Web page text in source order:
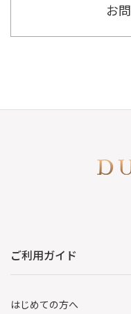
お
ご利用ガイド
はじめての方へ